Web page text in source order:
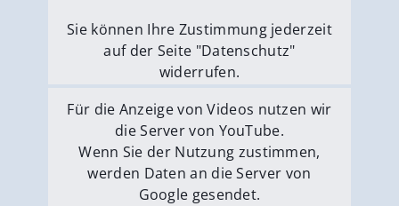
Sie können Ihre Zustimmung jederzeit
auf der Seite "Datenschutz"
widerrufen.
Externe Medien erlauben
Für die Anzeige von Videos nutzen wir
die Server von YouTube.
Wenn Sie der Nutzung zustimmen,
werden Daten an die Server von
Google gesendet.